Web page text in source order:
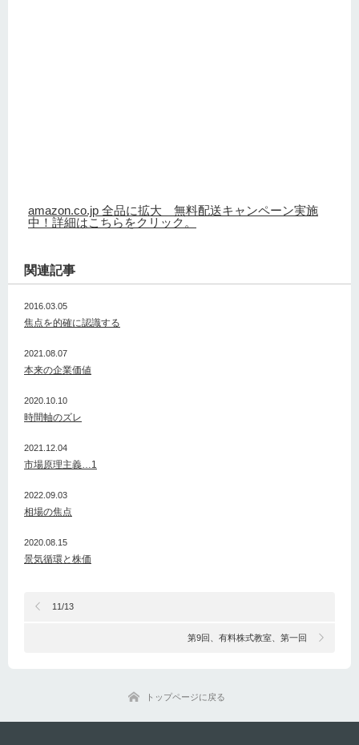
amazon.co.jp 全品に拡大 無料配送キャンペーン実施
中！詳細はこちらをクリック。
関連記事
2016.03.05
焦点を的確に認識する
2021.08.07
本来の企業価値
2020.10.10
時間軸のズレ
2021.12.04
市場原理主義…1
2022.09.03
相場の焦点
2020.08.15
景気循環と株価
11/13
第9回、有料株式教室、第一回
トップページに戻る